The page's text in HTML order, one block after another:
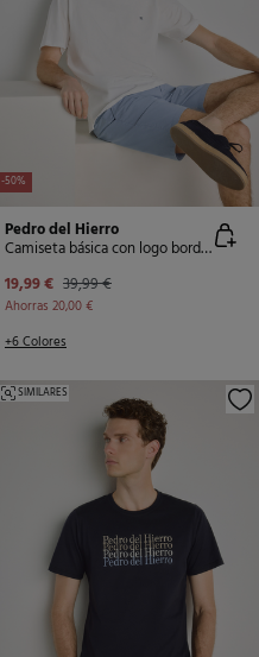
-50%
Pedro del Hierro
Camiseta básica con logo bordado
19,99 € 39,99 €
Ahorras 20,00 €
+6 Colores
SIMILARES